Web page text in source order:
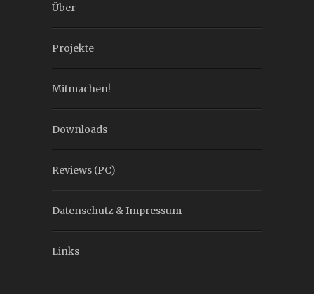
Über
Projekte
Mitmachen!
Downloads
Reviews (PC)
Datenschutz & Impressum
Links